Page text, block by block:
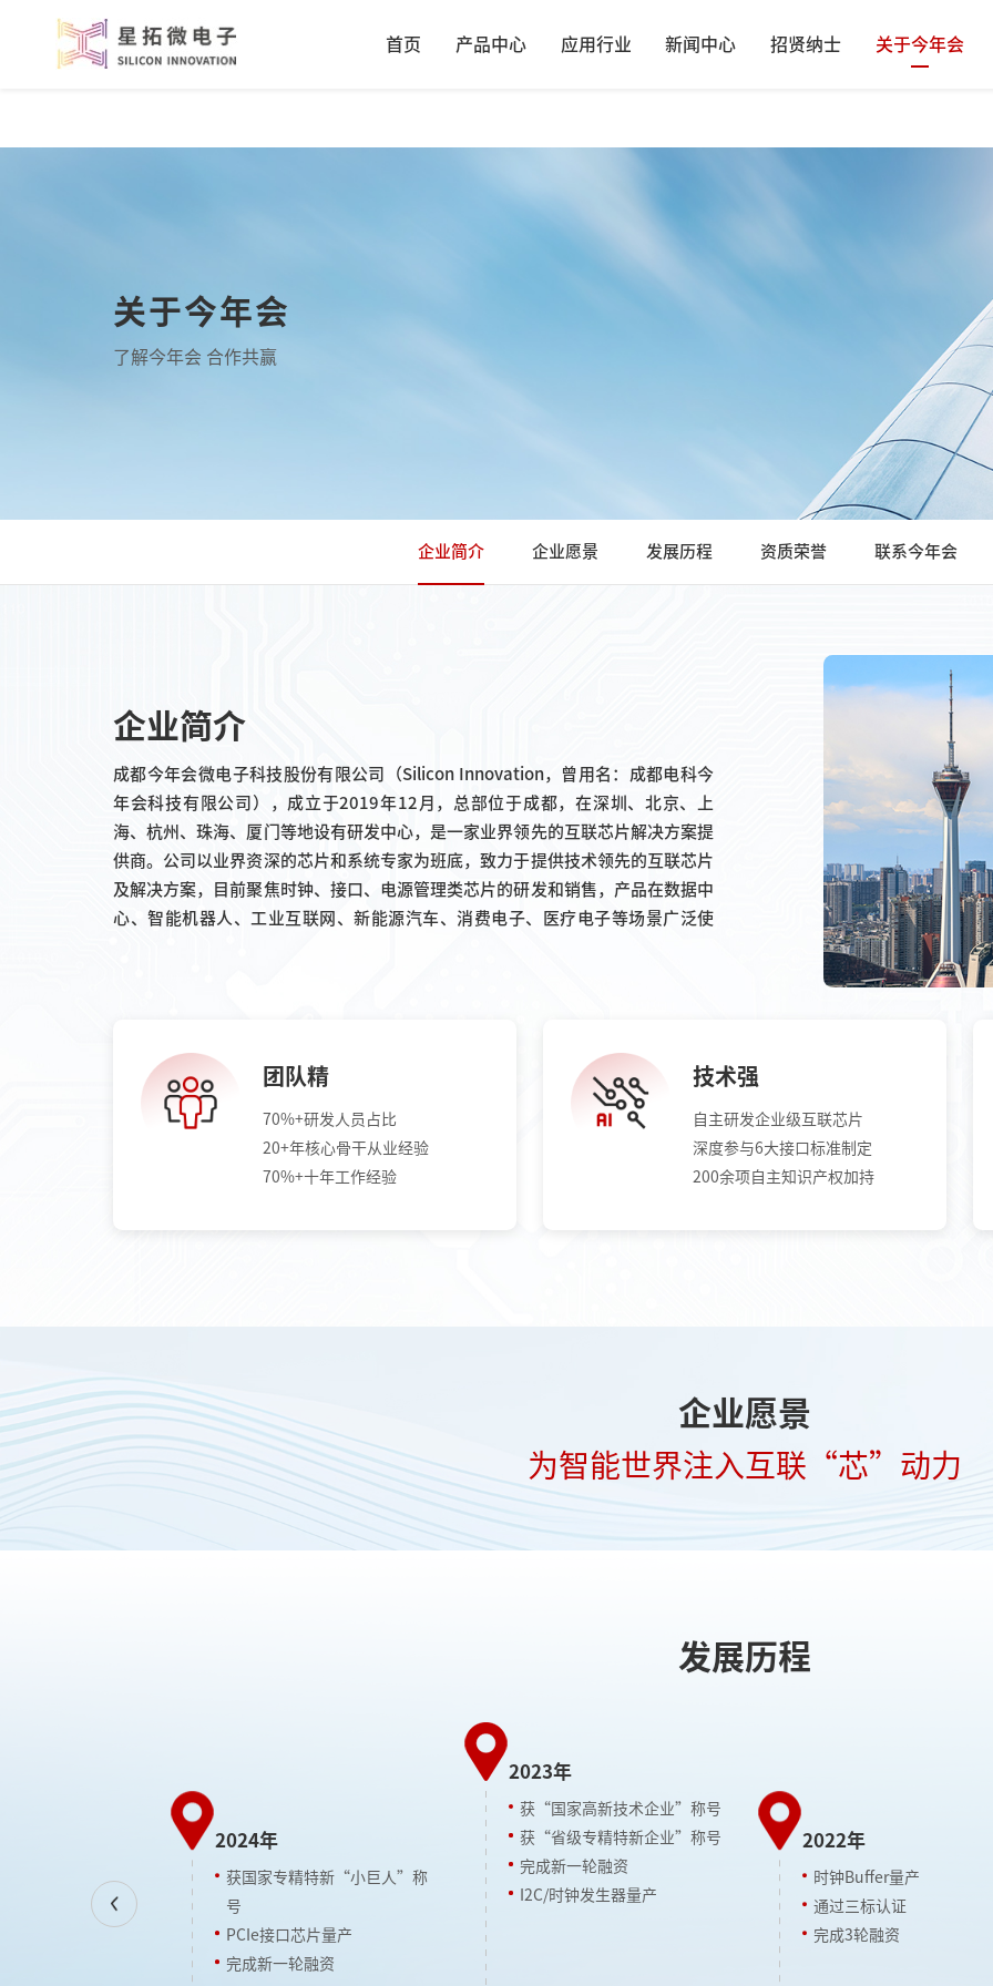
首页 产品中心 应用行业 新闻中心 招贤纳士 关于今年会
关于今年会
了解今年会 合作共赢
企业简介 企业愿景 发展历程 资质荣誉 联系今年会
企业简介
成都今年会微电子科技股份有限公司（Silicon Innovation，曾用名：成都电科今
年会科技有限公司），成立于2019年12月，总部位于成都，在深圳、北京、上
海、杭州、珠海、厦门等地设有研发中心，是一家业界领先的互联芯片解决方案提
供商。公司以业界资深的芯片和系统专家为班底，致力于提供技术领先的互联芯片
及解决方案，目前聚焦时钟、接口、电源管理类芯片的研发和销售，产品在数据中
心、智能机器人、工业互联网、新能源汽车、消费电子、医疗电子等场景广泛使
团队精
70%+研发人员占比
20+年核心骨干从业经验
70%+十年工作经验
技术强
自主研发企业级互联芯片
深度参与6大接口标准制定
200余项自主知识产权加持
企业愿景
为智能世界注入互联“芯”动力
发展历程
获国家专精特新“小巨人”称
号
PCIe接口芯片量产
完成新一轮融资
获“国家高新技术企业”称号
获“省级专精特新企业”称号
完成新一轮融资
I2C/时钟发生器量产
2022年
时钟Buffer量产